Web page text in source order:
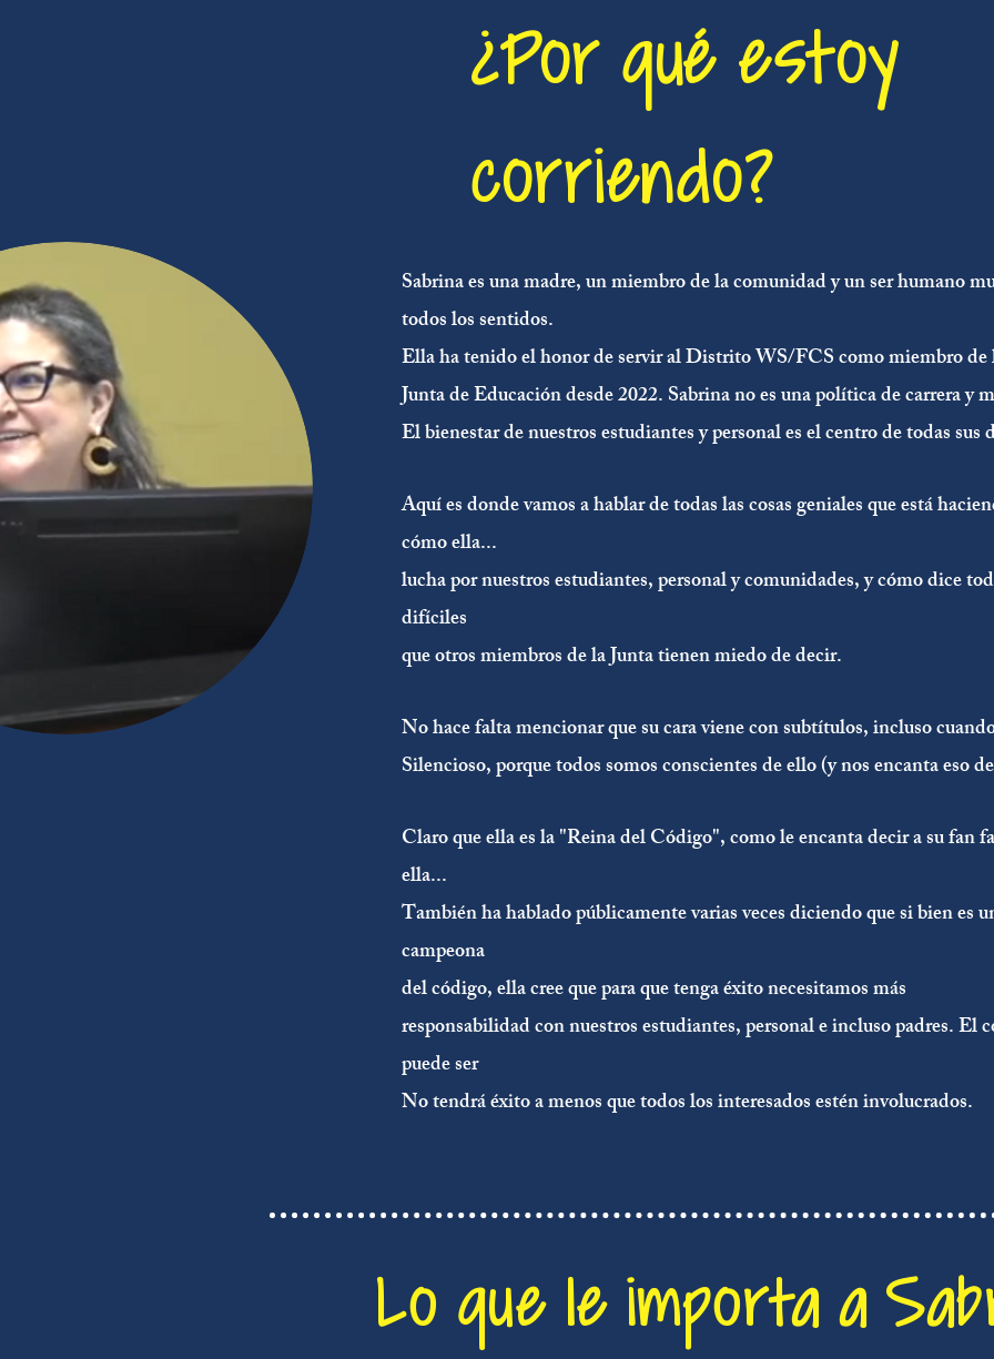
¿Por qué estoy
corriendo?
Sabrina es una madre, un miembro de la comunidad y un ser humano
todos los sentidos.
Ella ha tenido el honor de servir al Distrito WS/FCS como miembro de
Junta de Educación desde 2022. Sabrina no es una política de carrera y
El bienestar de nuestros estudiantes y personal es el centro de todas sus
Aquí es donde vamos a hablar de todas las cosas geniales que está
cómo ella...
lucha por nuestros estudiantes, personal y comunidades, y cómo dice
difíciles
que otros miembros de la Junta tienen miedo de decir.
No hace falta mencionar que su cara viene con subtítulos, incluso
Silencioso, porque todos somos conscientes de ello (y nos encanta eso
Claro que ella es la "Reina del Código", como le encanta decir a su fan
ella...
También ha hablado públicamente varias veces diciendo que si bien es
campeona
delcódigo, ella cree que para que tenga éxito necesitamos más
responsabilidadcon nuestros estudiantes, personal e incluso padres. El
puede ser
No tendrá éxito a menos que todos los interesados estén involucrados.
Lo que le importa a